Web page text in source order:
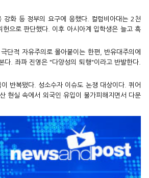
강화 등 정부의 요구에 응했다. 컬럼비아대는 2천
으로 판단했다. 이후 아시아계 입학생은 늘고 흑
적 자유주의로 몰아붙이는 한편, 반유대주의에
. 좌파 진영은 "다양성의 퇴행"이라고 반발한다.
반복됐다. 성소수자 이슈도 논쟁 대상이다. 퀴어
현실 속에서 외국인 유입이 불가피해지면서 다문